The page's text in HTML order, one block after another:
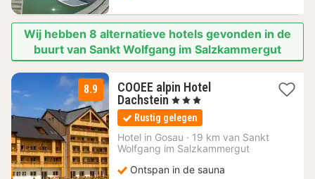
Wij hebben 8 alternatieve hotels gevonden in de
buurt van Sankt Wolfgang im Salzkammergut
8.9
COOEE alpin Hotel
Dachstein 1
nacht
vanaf
124,20
€
, 3 Sterren
Rustig gelegen
Hotel in Gosau · 19 km van Sankt
Wolfgang im Salzkammergut
Ontspan in de sauna